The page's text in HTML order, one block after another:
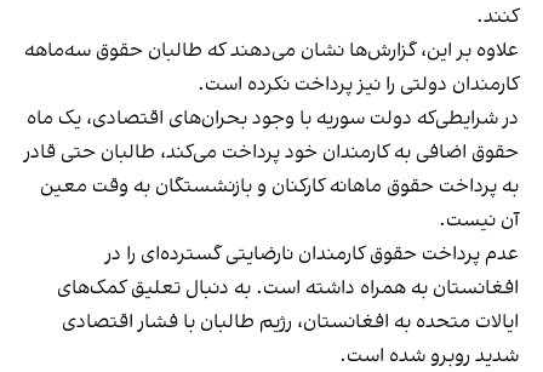
کنند.
علاوه بر این، گزارش‌ها نشان می‌دهند که طالبان حقوق سه‌ماهه
کارمندان دولتی را نیز پرداخت نکرده‌ است.
در شرایطی‌که دولت سوریه با وجود بحران‌های اقتصادی، یک ماه
حقوق اضافی به کارمندان خود پرداخت می‌کند، طالبان حتی قادر
به پرداخت حقوق ماهانه کارکنان و بازنشستگان به وقت معین
آن نیست.
عدم پرداخت حقوق کارمندان نارضایتی گسترده‌ای را در
افغانستان به همراه داشته است. به دنبال تعلیق کمک‌های
ایالات متحده به افغانستان، رژیم طالبان با فشار اقتصادی
شدید روبرو شده است.